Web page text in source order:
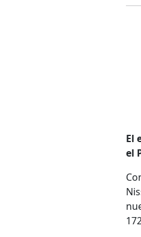
El
el